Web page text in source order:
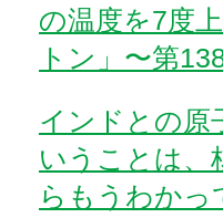
の温度を7度
トン」〜第
インドとの原
いうことは、
らもうわかっ